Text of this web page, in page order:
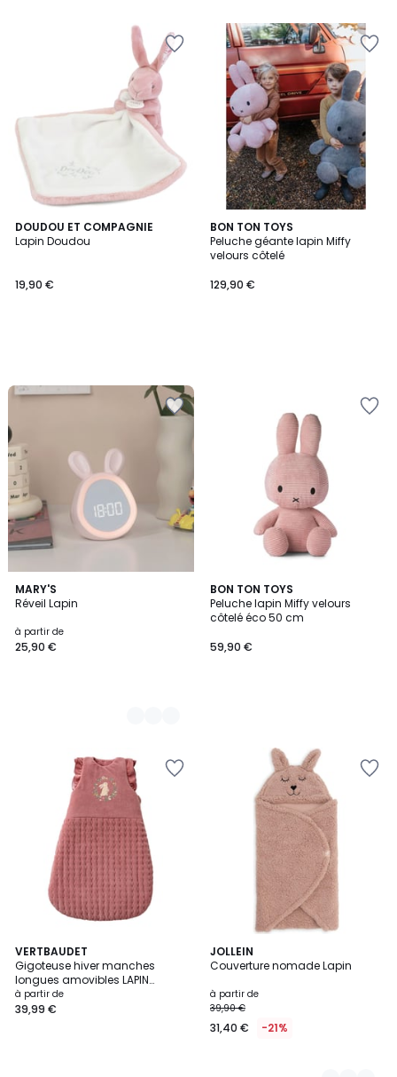
DOUDOU ET COMPAGNIE
Lapin Doudou
19,90 €
BON TON TOYS
Peluche géante lapin Miffy
velours côtelé
129,90 €
MARY'S
Réveil Lapin
à partir de
25,90 €
2
Couleurs
BON TON TOYS
Peluche lapin Miffy velours
côtelé éco 50 cm
59,90 €
VERTBAUDET
Gigoteuse hiver manches
longues amovibles LAPIN
ENCHANTÉ
à partir de
39,99 €
JOLLEIN
Couverture nomade Lapin
à partir de
39,90 €
31,40 € -21%
2
Couleurs